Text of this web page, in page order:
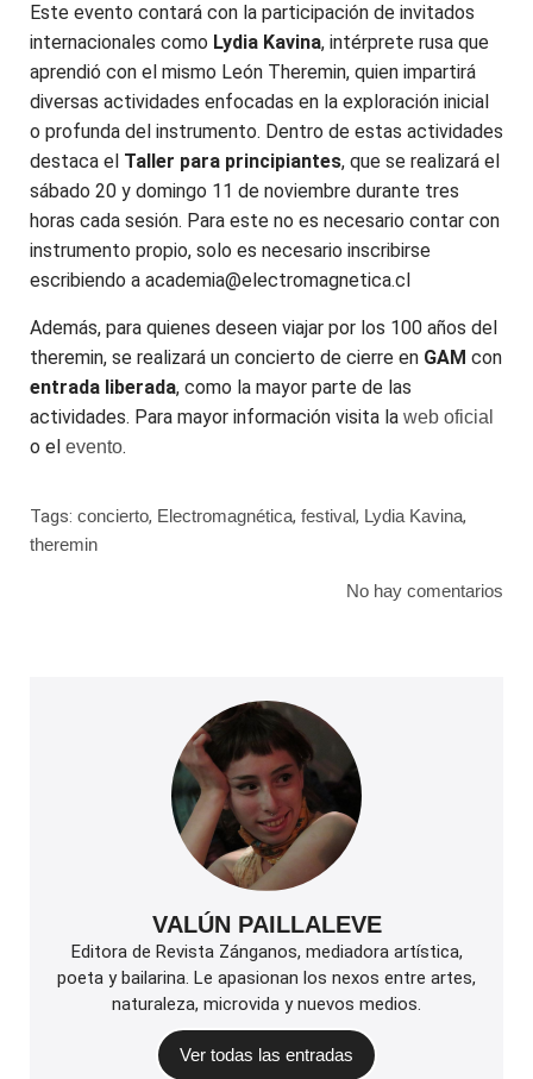
Este evento contará con la participación de invitados
internacionales como Lydia Kavina, intérprete rusa que
aprendió con el mismo León Theremin, quien impartirá
diversas actividades enfocadas en la exploración inicial
o profunda del instrumento. Dentro de estas actividades
destaca el Taller para principiantes, que se realizará el
sábado 20 y domingo 11 de noviembre durante tres
horas cada sesión. Para este no es necesario contar con
instrumento propio, solo es necesario inscribirse
escribiendo a academia@electromagnetica.cl
Además, para quienes deseen viajar por los 100 años del
theremin, se realizará un concierto de cierre en GAM con
entrada liberada, como la mayor parte de las
actividades. Para mayor información visita la web oficial
o el evento.
Tags: concierto, Electromagnética, festival, Lydia Kavina,
theremin
No hay comentarios
VALÚN PAILLALEVE
Editora de Revista Zánganos, mediadora artística,
poeta y bailarina. Le apasionan los nexos entre artes,
naturaleza, microvida y nuevos medios.
Ver todas las entradas